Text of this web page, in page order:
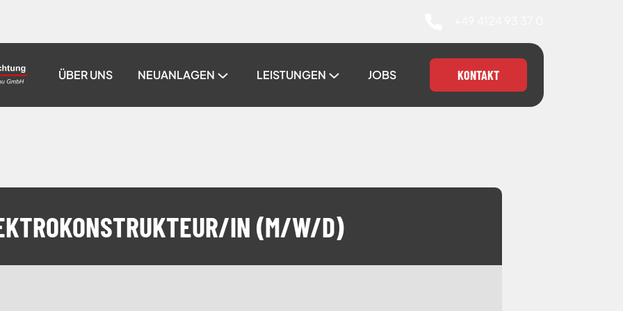
ÜBER UNS NEUANLAGEN LEISTUNGEN JOBS KONTAKT
IN (M/W/D)